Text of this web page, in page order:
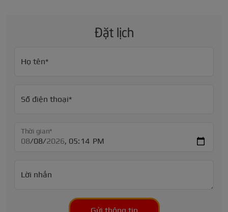
Đặt lịch
Họ tên*
Số điện thoại*
Thời gian*
Lời nhắn